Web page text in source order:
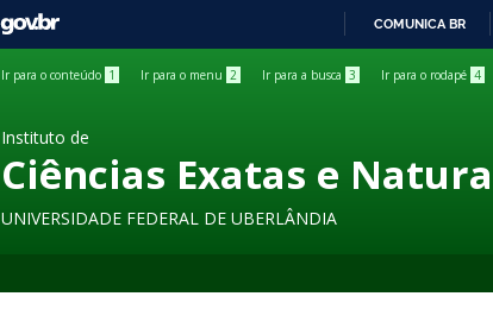
GOVBR
COMUNICA BR
Ir para o conteúdo 1 Ir para o menu 2 Ir para a busca 3 Ir para o rodapé 4
Instituto de
Ciências Exatas e
UNIVERSIDADE FEDERAL DE UBERLÂNDIA